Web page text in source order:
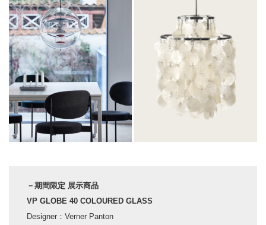
－期間限定 展示商品
VP GLOBE 40 COLOURED GLASS
Designer：Verner Panton